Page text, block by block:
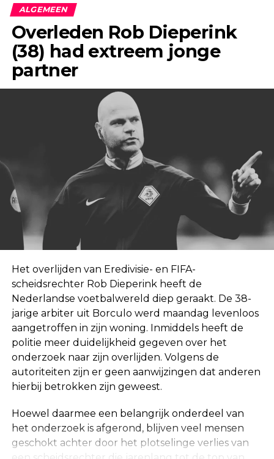
ALGEMEEN
Overleden Rob Dieperink
(38) had extreem jonge
partner
Het overlijden van Eredivisie- en FIFA-
scheidsrechter Rob Dieperink heeft de
Nederlandse voetbalwereld diep geraakt. De 38-
jarige arbiter uit Borculo werd maandag levenloos
aangetroffen in zijn woning. Inmiddels heeft de
politie meer duidelijkheid gegeven over het
onderzoek naar zijn overlijden. Volgens de
autoriteiten zijn er geen aanwijzingen dat anderen
hierbij betrokken zijn geweest.
Hoewel daarmee een belangrijk onderdeel van
het onderzoek is afgerond, blijven veel mensen
geschokt achter door het plotselinge verlies van